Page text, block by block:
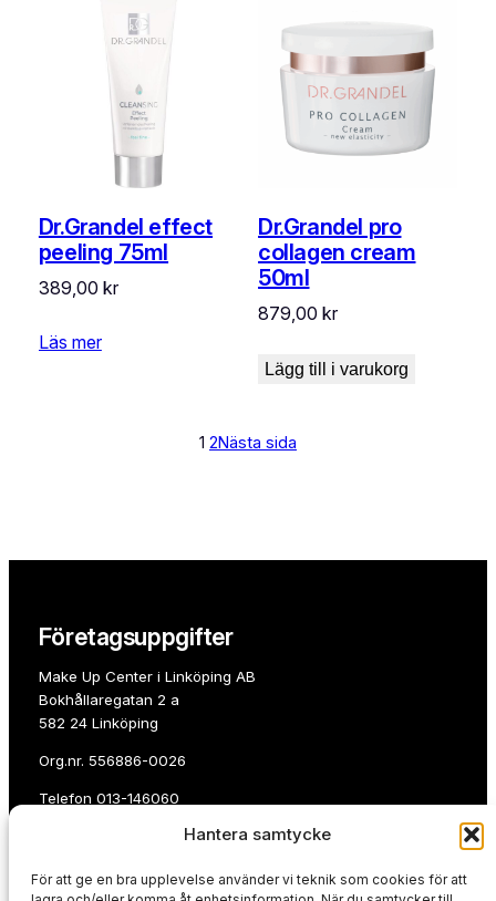
Hantera samtycke
För att ge en bra upplevelse använder vi teknik som cookies för att
Dr.Grandel effect
peeling 75ml
389,00 kr
Läs mer
Dr.Grandel pro
collagen cream
50ml
879,00kr
Lägg till i varukorg
1 2Nästa sida
Företagsuppgifter
Make Up Center i Linköping AB
Bokhållaregatan 2 a
582 24 Linköping
Org.nr. 556886-0026
Telefon 013-146060
info@makeupcenterlinkoping.se